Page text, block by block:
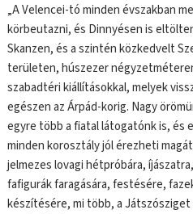
„A Velencei-tó minden évszakban
körbeutazni, és Dinnyésen is
Skanzen, és a szintén közkedvelt
területen, húszezer
szabadtéri kiállításokkal, melyek
egészen az Árpád-korig. Nagy
egyre több a fiatal látogatónk is, és
minden korosztály jól érezheti
jelmezes lovagi hétpróbára,
fafigurák faragására, festésére,
készítésére, mi több, a